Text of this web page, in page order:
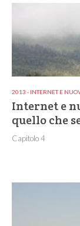
2013 - INTERNET E
Internet e
quello che
Capitolo 4